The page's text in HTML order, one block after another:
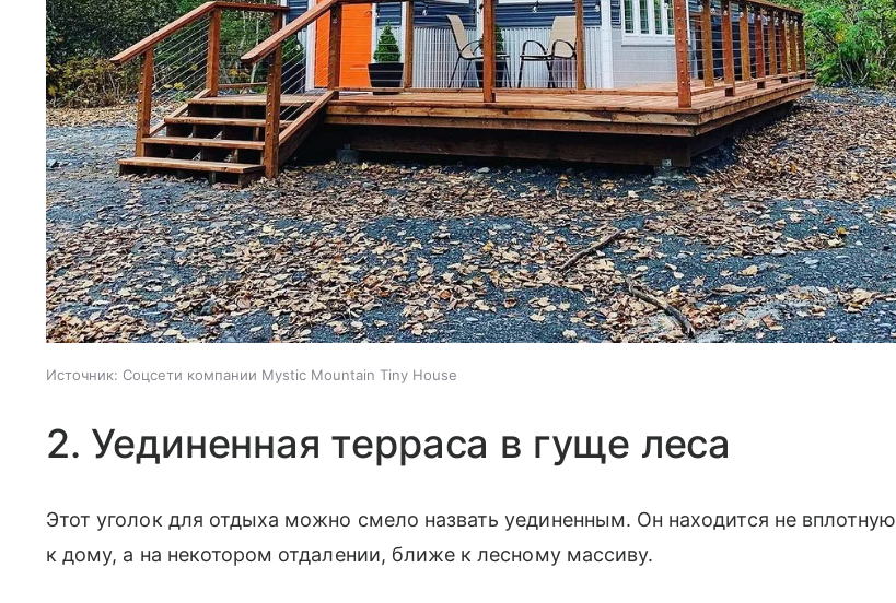
Источник: Соцсети компании Mystic Mountain Tiny House
2. Уединенная терраса в гуще леса
Этот уголок для отдыха можно смело назвать уединенным. Он находится не вплотную
к дому, а на некотором отдалении, ближе к лесному массиву.